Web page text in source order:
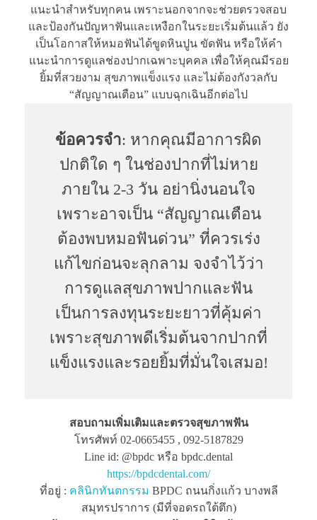
แนะนำสำหรับทุกคน เพราะนอกจากจะช่วยตรวจสอบ
และป้องกันปัญหาฟันและเหงือกในระยะเริ่มต้นแล้ว ยัง
เป็นโอกาสให้หมอฟันได้ขูดหินปูน ขัดฟัน หรือให้คำ
แนะนำการดูแลช่องปากเฉพาะบุคคล เพื่อให้คุณมีรอย
ยิ้มที่สวยงาม สุขภาพแข็งแรง และไม่ต้องกังวลกับ
“สัญญาณเตือน” แบบฉุกเฉินอีกต่อไป
ข้อควรจำ: หากคุณมีอาการผิด
ปกติใด ๆ ในช่องปากที่ไม่หาย
ภายใน 2-3 วัน อย่านิ่งนอนใจ
เพราะอาจเป็น “สัญญาณเตือน
ต้องพบหมอฟันด่วน” ที่ควรเร่ง
แก้ไขก่อนจะลุกลาม จงจำไว้ว่า
การดูแลสุขภาพปากและฟัน
เป็นการลงทุนระยะยาวที่คุ้มค่า
เพราะสุขภาพดีเริ่มต้นจากปากที่
แข็งแรงและรอยยิ้มที่มั่นใจเสมอ!
สอบถามเพิ่มเติมและตรวจสุขภาพฟัน
โทรศัพท์ 02-0665455 , 092-5187829
Line id: @bpdc หรือ bpdc.dental
https://bpdcdental.com/
ที่อยู่ : คลินิกทันตกรรม BPDC ถนนกิ่งแก้ว บางพลี
สมุทรปราการ (มีที่จอดรถใต้ตึก)